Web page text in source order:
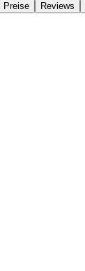
Preise Reviews